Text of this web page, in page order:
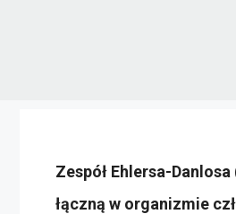
Zespół Ehlersa-
łączną w organizmie